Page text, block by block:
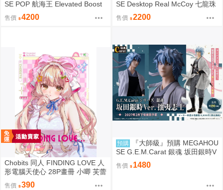
SE POP 航海王 Elevated Boost
神領騎士團 曼麥亞 軍子宮
售價 4200
SE Desktop Real McCoy 七龍珠
06 孫悟空&布瑪 限定復刻版
售價 2200
Chobits 同人 FINDING LOVE 人
形電腦天使心 28P畫冊 小唧 芙蕾
雅 繪師：Bee Bee
售價 390
預購
『大師級』預購 MEGAHOU
SE G.E.M.Carat 銀魂 坂田銀時V
er. 攘夷志士
售價 1480